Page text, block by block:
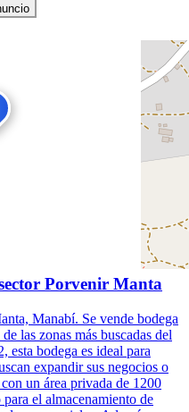
Porvenir Manta
Manabí. Se vende bodega
las zonas más buscadas del
esta bodega es ideal para
expandir sus negocios o
un área privada de 1200
el almacenamiento de